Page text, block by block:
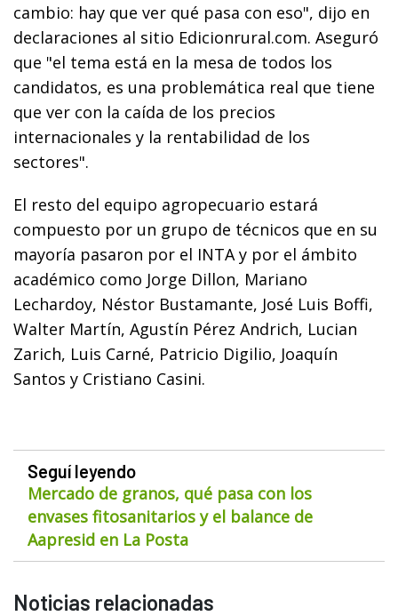
cambio: hay que ver qué pasa con eso", dijo en
declaraciones al sitio Edicionrural.com. Aseguró
que "el tema está en la mesa de todos los
candidatos, es una problemática real que tiene
que ver con la caída de los precios
internacionales y la rentabilidad de los
sectores".
El resto del equipo agropecuario estará
compuesto por un grupo de técnicos que en su
mayoría pasaron por el INTA y por el ámbito
académico como Jorge Dillon, Mariano
Lechardoy, Néstor Bustamante, José Luis Boffi,
Walter Martín, Agustín Pérez Andrich, Lucian
Zarich, Luis Carné, Patricio Digilio, Joaquín
Santos y Cristiano Casini.
Seguí leyendo
Mercado de granos, qué pasa con los
envases fitosanitarios y el balance de
Aapresid en La Posta
Noticias relacionadas